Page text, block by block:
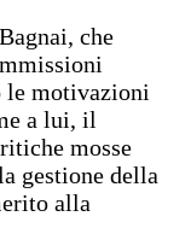
che
le motivazioni
a lui, il
mosse
gestione della
alla